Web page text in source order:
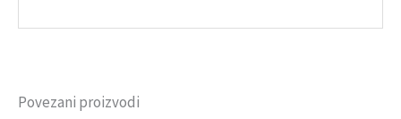
Povezani proizvodi